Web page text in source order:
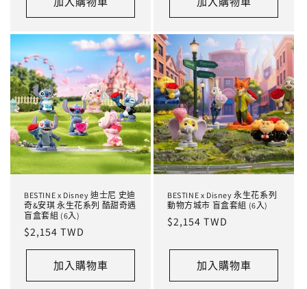
BESTINE x Disney 迪士尼 史迪
奇&安琪 永生花系列 酷甜奇遇
盲盒套組 (6入)
定
價
$2,154 TWD
加入購物車
BESTINE x Disney 永生花系列
動物方城市 盲盒套組 (6入)
定
$2,154 TWD
加入購物車